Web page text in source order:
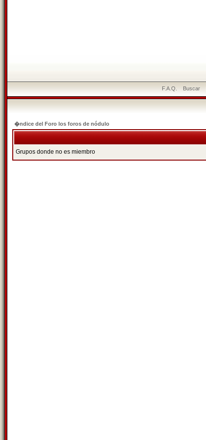
F.A.Q. Buscar
�ndice del Foro los foros de nódulo
Grupos donde no es miembro